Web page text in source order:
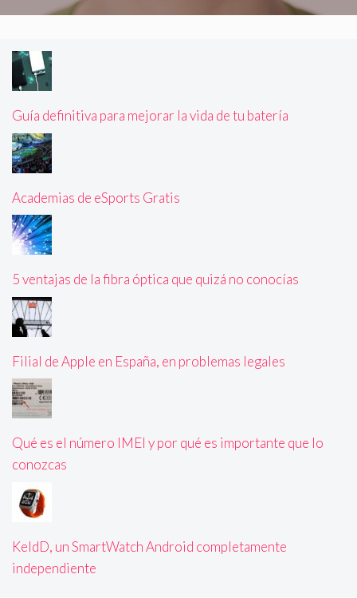
Guía definitiva para mejorar la vida de tu batería
Academias de eSports Gratis
5 ventajas de la fibra óptica que quizá no conocías
Filial de Apple en España, en problemas legales
Qué es el número IMEI y por qué es importante que lo
conozcas
KeldD, un SmartWatch Android completamente
independiente